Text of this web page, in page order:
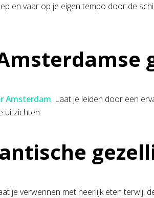
en vaar op je eigen tempo door de
Amsterdam. Laat je leiden door een
uitzichten.
je verwennen met heerlijk eten terwijl